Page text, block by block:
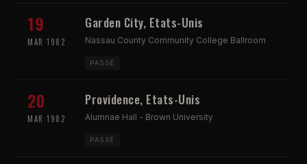
19
MAR 1982
Garden City, Etats-Unis
Nassau County Community College Ballroom
PASSÉ
20
MAR 1982
Providence, Etats-Unis
Alumnae Hall - Brown University
PASSÉ